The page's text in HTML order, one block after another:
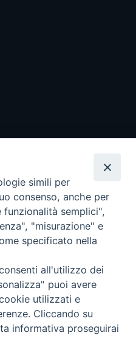
i diritti riservati - Vita
Torna
simili per
consenso, anche per
semplici",
"misurazione" e
specificato nella
all'utilizzo dei
puoi avere
utilizzati e
Cliccando su
informativa proseguirai